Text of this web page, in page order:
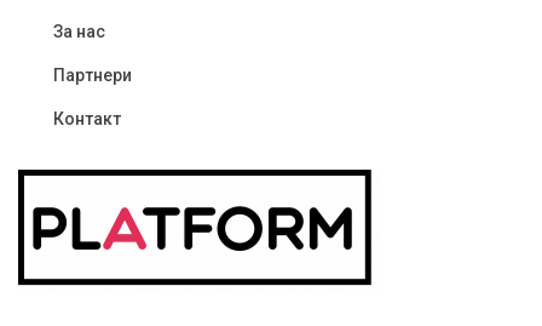
За нас
Партнери
Контакт